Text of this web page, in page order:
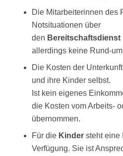
Die Mitarbeiterinnen des
Notsituationen über
den Bereitschaftsdienst
allerdings keine Rund-
Die Kosten der
und ihre Kinder selbst.
Ist kein eigenes
die Kosten vom Arbeits-
übernommen.
Für die Kinder steht eine
Verfügung. Sie ist